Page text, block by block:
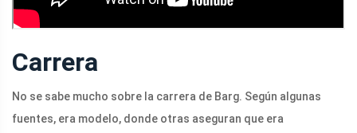
Carrera
No se sabe mucho sobre la carrera de Barg. Según algunas
fuentes, era modelo, donde otras aseguran que era